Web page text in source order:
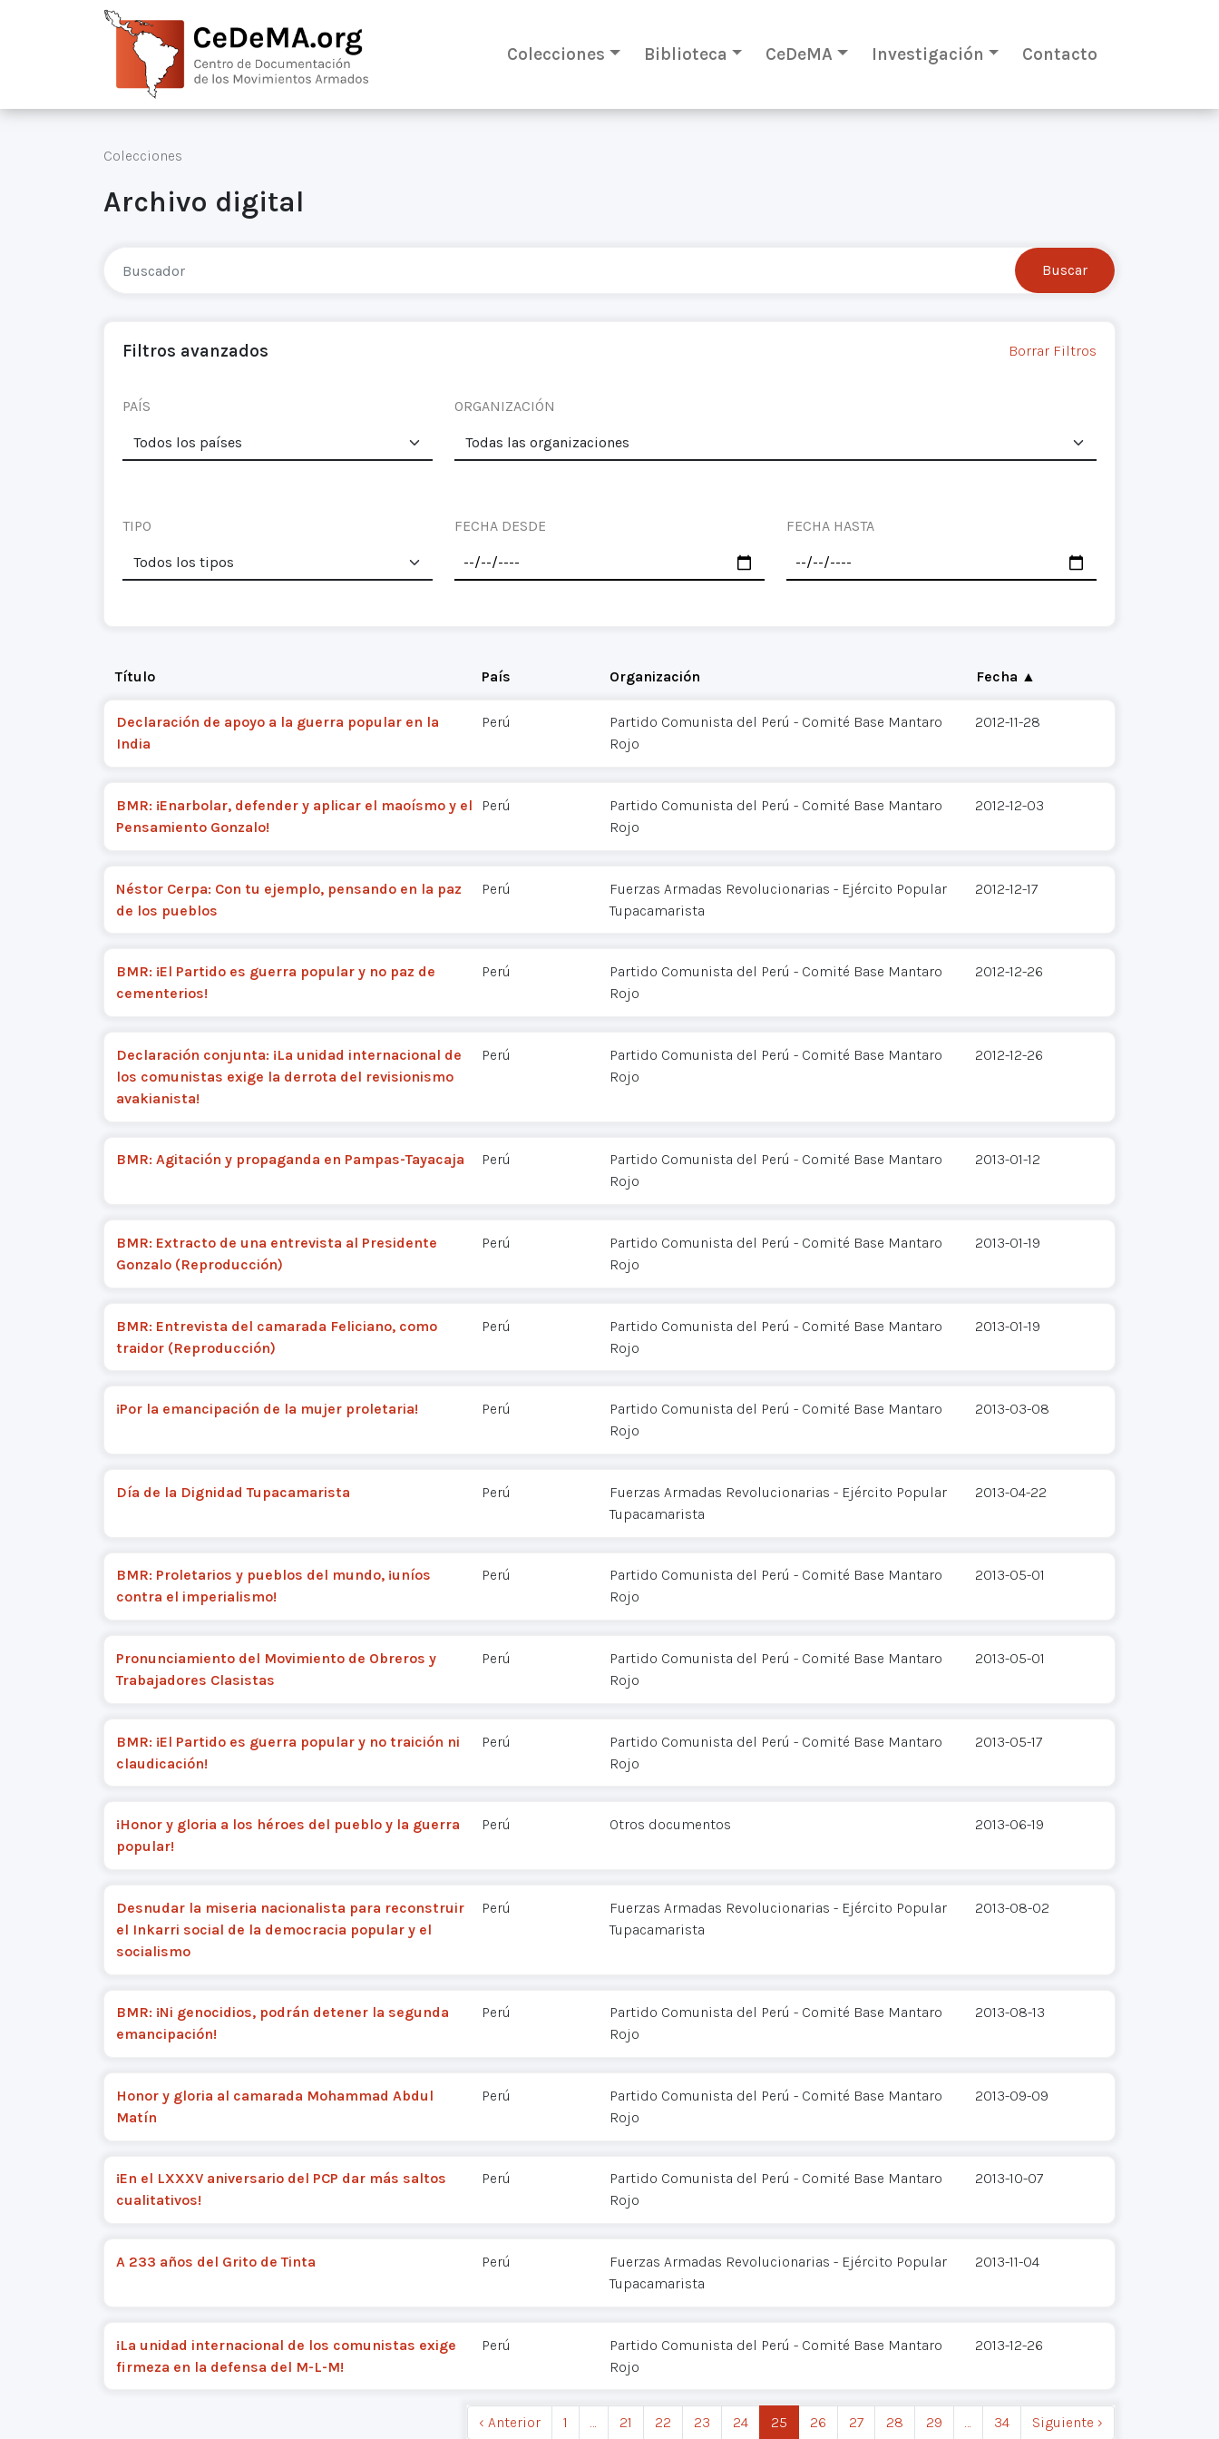
Colecciones Biblioteca CeDeMA Investigación Contacto
Colecciones
Archivo digital
Filtros avanzados Borrar Filtros
PAÍS ORGANIZACIÓN
TIPO FECHA DESDE FECHA HASTA
Título País Organización Fecha ▲
Declaración de apoyo a la guerra popular en la
India
Perú
Partido Comunista del Perú - Comité Base Mantaro
Rojo
2012-11-28
BMR: ¡Enarbolar, defender y aplicar el maoísmo y el
Pensamiento Gonzalo!
Perú
Partido Comunista del Perú - Comité Base Mantaro
Rojo
2012-12-03
Néstor Cerpa: Con tu ejemplo, pensando en la paz
de los pueblos
Perú
Fuerzas Armadas Revolucionarias - Ejército Popular
Tupacamarista
2012-12-17
BMR: ¡El Partido es guerra popular y no paz de
cementerios!
Perú
Partido Comunista del Perú - Comité Base Mantaro
Rojo
2012-12-26
Declaración conjunta: ¡La unidad internacional de
los comunistas exige la derrota del revisionismo
avakianista!
Perú
Partido Comunista del Perú - Comité Base Mantaro
Rojo
2012-12-26
BMR: Agitación y propaganda en Pampas-Tayacaja Perú
Partido Comunista del Perú - Comité Base Mantaro
Rojo
2013-01-12
BMR: Extracto de una entrevista al Presidente
Gonzalo (Reproducción)
Perú
Partido Comunista del Perú - Comité Base Mantaro
Rojo
2013-01-19
BMR: Entrevista del camarada Feliciano, como
traidor (Reproducción)
Perú
Partido Comunista del Perú - Comité Base Mantaro
Rojo
2013-01-19
¡Por la emancipación de la mujer proletaria! Perú
Partido Comunista del Perú - Comité Base Mantaro
Rojo
2013-03-08
Día de la Dignidad Tupacamarista Perú
Fuerzas Armadas Revolucionarias - Ejército Popular
Tupacamarista
2013-04-22
BMR: Proletarios y pueblos del mundo, ¡uníos
contra el imperialismo!
Perú
Partido Comunista del Perú - Comité Base Mantaro
Rojo
2013-05-01
Pronunciamiento del Movimiento de Obreros y
Trabajadores Clasistas
Perú
Partido Comunista del Perú - Comité Base Mantaro
Rojo
2013-05-01
BMR: ¡El Partido es guerra popular y no traición ni
claudicación!
Perú
Partido Comunista del Perú - Comité Base Mantaro
Rojo
2013-05-17
¡Honor y gloria a los héroes del pueblo y la guerra
popular!
Perú Otros documentos 2013-06-19
Desnudar la miseria nacionalista para reconstruir
el Inkarri social de la democracia popular y el
socialismo
Perú
Fuerzas Armadas Revolucionarias - Ejército Popular
Tupacamarista
2013-08-02
BMR: ¡Ni genocidios, podrán detener la segunda
emancipación!
Perú
Partido Comunista del Perú - Comité Base Mantaro
Rojo
2013-08-13
Honor y gloria al camarada Mohammad Abdul
Matín
Perú
Partido Comunista del Perú - Comité Base Mantaro
Rojo
2013-09-09
¡En el LXXXV aniversario del PCP dar más saltos
cualitativos!
Perú
Partido Comunista del Perú - Comité Base Mantaro
Rojo
2013-10-07
A 233 años del Grito de Tinta Perú
Fuerzas Armadas Revolucionarias - Ejército Popular
Tupacamarista
2013-11-04
¡La unidad internacional de los comunistas exige
firmeza en la defensa del M-L-M!
Perú
Partido Comunista del Perú - Comité Base Mantaro
Rojo
2013-12-26
‹ Anterior 1 … 21 22 23 24 25 26 27 28 29 … 34 Siguiente ›